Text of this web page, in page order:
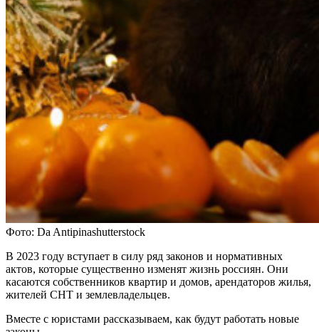
Фото: Da Antipinashutterstock
В 2023 году вступает в силу ряд законов и нормативных
актов, которые существенно изменят жизнь россиян. Они
касаются собственников квартир и домов, арендаторов жилья,
жителей СНТ и землевладельцев.
Вместе с юристами рассказываем, как будут работать новые